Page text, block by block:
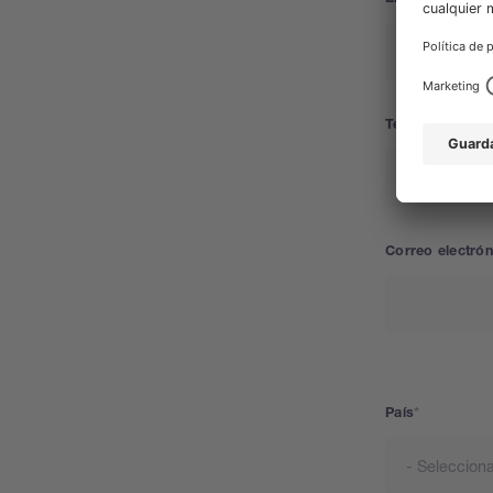
Teléfono
Correo
País